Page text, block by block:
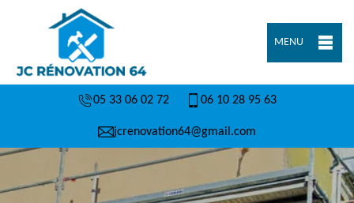
MENU
05 33 06 02 72 06 10 28 95 63
jcrenovation64@gmail.com